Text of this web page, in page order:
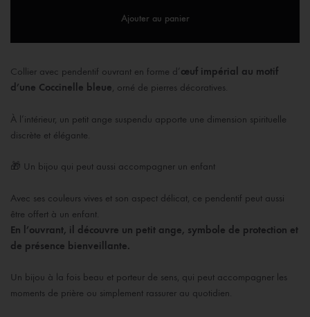
Ajouter au panier
Collier avec pendentif ouvrant en forme d’œuf impérial au motif
d’une Coccinelle bleue, orné de pierres décoratives.
À l’intérieur, un petit ange suspendu apporte une dimension spirituelle
discrète et élégante.
🎁 Un bijou qui peut aussi accompagner un enfant
Avec ses couleurs vives et son aspect délicat, ce pendentif peut aussi
être offert à un enfant.
En l’ouvrant, il découvre un petit ange, symbole de protection et
de présence bienveillante.
Un bijou à la fois beau et porteur de sens, qui peut accompagner les
moments de prière ou simplement rassurer au quotidien.